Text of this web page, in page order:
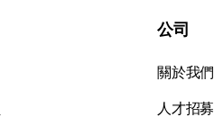
公司
關於我們
人才招募